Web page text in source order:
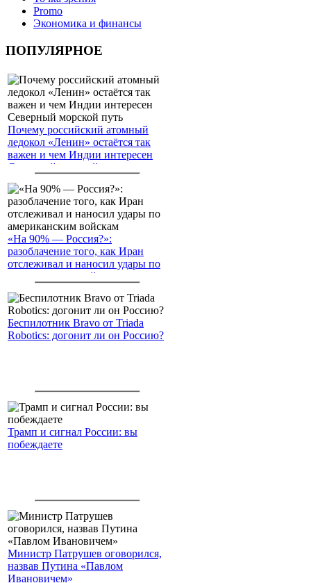
Promo
Экономика и финансы
ПОПУЛЯРНОЕ
Почему российский атомный
ледокол «Ленин» остаётся так
важен и чем Индии интересен
Северный морской путь
«На 90% — Россия?»:
разоблачение того, как Иран
отслеживал и наносил удары по
американским войскам
Беспилотник Bravo от Triada
Robotics: догонит ли он Россию?
Трамп и сигнал России: вы
побеждаете
Министр Патрушев оговорился,
назвав Путина «Павлом
Ивановичем»